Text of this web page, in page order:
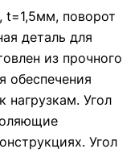
t=1,5мм, поворот
деталь для
из прочного
обеспечения
нагрузкам. Угол
Угол